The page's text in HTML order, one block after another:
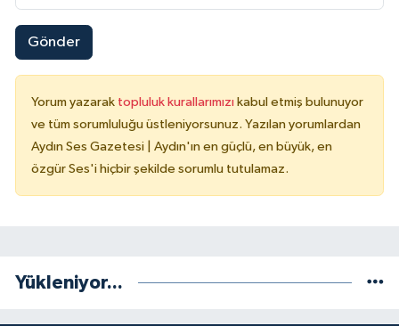
Gönder
Yorum yazarak topluluk kurallarımızı kabul etmiş bulunuyor
ve tüm sorumluluğu üstleniyorsunuz. Yazılan yorumlardan
Aydın Ses Gazetesi | Aydın'ın en güçlü, en büyük, en
özgür Ses'i hiçbir şekilde sorumlu tutulamaz.
Yükleniyor...